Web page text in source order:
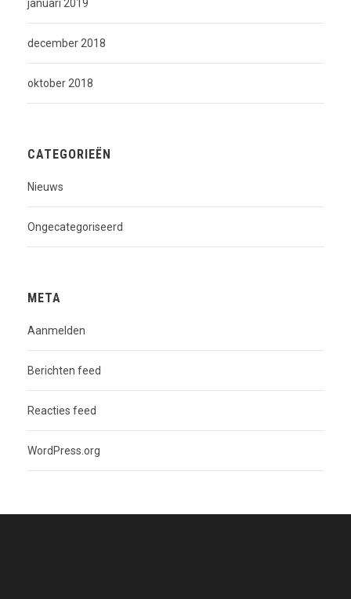
januari 2019
december 2018
oktober 2018
CATEGORIEËN
Nieuws
Ongecategoriseerd
META
Aanmelden
Berichten feed
Reacties feed
WordPress.org